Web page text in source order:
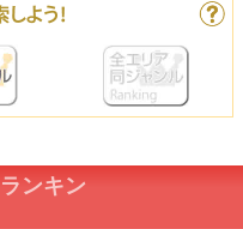
ンキン